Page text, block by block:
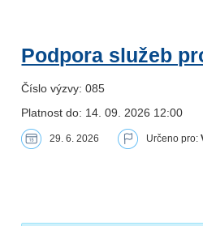
Podpora služeb
Číslo výzvy: 085
Platnost do: 14. 09. 2026 12:00
29. 6. 2026 Určeno pro: